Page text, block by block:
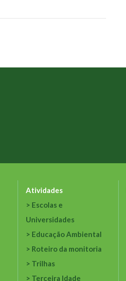
Atividades
Escolas e
Universidades
Educação Ambiental
Roteiro da monitoria
Trilhas
Terceira Idade